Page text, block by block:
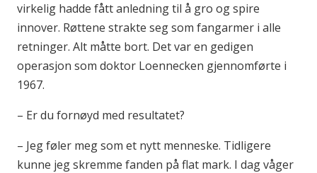
virkelig hadde fått anledning til å gro og spire
innover. Røttene strakte seg som fangarmer i alle
retninger. Alt måtte bort. Det var en gedigen
operasjon som doktor Loennecken gjennomførte i
1967.
– Er du fornøyd med resultatet?
– Jeg føler meg som et nytt menneske. Tidligere
kunne jeg skremme fanden på flat mark. I dag våger